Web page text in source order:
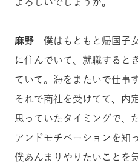
よろしいでしょうか。
麻野 僕はもともと帰国子
に住んでいて、就職すると
ていて。海をまたいで仕事
それで商社を受けてて、内
思っていたタイミングで、
アンドモチベーションを知
僕あんまりやりたいことを